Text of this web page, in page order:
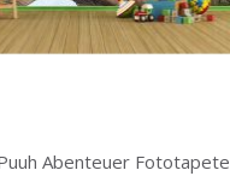
Abenteuer Fototapete